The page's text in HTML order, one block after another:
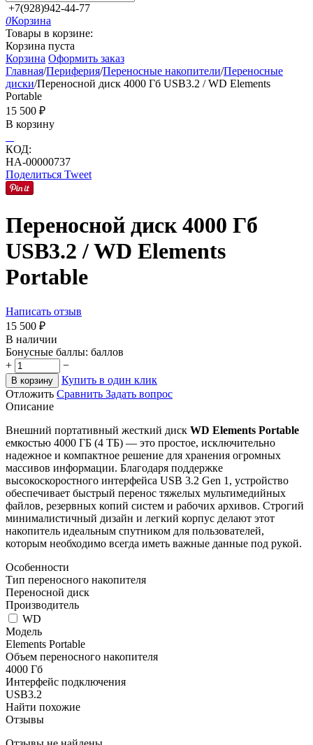
+7(928)942-44-77
0Корзина
Товары в корзине:
Корзина пуста
Корзина Оформить заказ
Главная/Периферия/Переносные накопители/Переносные
диски/Переносной диск 4000 Гб USB3.2 / WD Elements
Portable
15 500 ₽
В корзину
КОД:
НА-00000737
Поделиться Tweet
Переносной диск 4000 Гб
USB3.2 / WD Elements
Portable
Написать отзыв
15 500 ₽
В наличии
Бонусные баллы: баллов
+
−
В корзину
Купить в один клик
Отложить Сравнить Задать вопрос
Описание
Внешний портативный жесткий диск WD Elements Portable
емкостью 4000 ГБ (4 ТБ) — это простое, исключительно
надежное и компактное решение для хранения огромных
массивов информации. Благодаря поддержке
высокоскоростного интерфейса USB 3.2 Gen 1, устройство
обеспечивает быстрый перенос тяжелых мультимедийных
файлов, резервных копий систем и рабочих архивов. Строгий
минималистичный дизайн и легкий корпус делают этот
накопитель идеальным спутником для пользователей,
которым необходимо всегда иметь важные данные под рукой.
Особенности
Тип переносного накопителя
Переносной диск
Производитель
WD
Модель
Elements Portable
Объем переносного накопителя
4000 Гб
Интерфейс подключения
USB3.2
Найти похожие
Отзывы